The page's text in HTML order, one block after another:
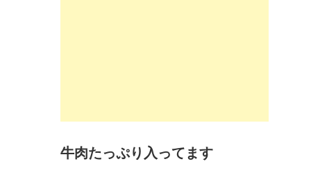
牛肉たっぷり入ってます